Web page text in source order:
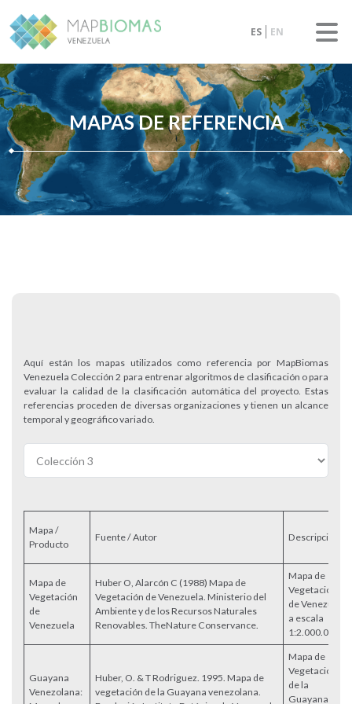
ES EN
MAPAS DE REFERENCIA
Aquí están los mapas utilizados como referencia por MapBiomas
Venezuela Colección 2 para entrenar algoritmos de clasificación o para
evaluar la calidad de la clasificación automática del proyecto. Estas
referencias proceden de diversas organizaciones y tienen un alcance
temporal y geográfico variado.
Mapa /
Producto
Fuente / Autor Descripción
Mapa de
Vegetación
de
Venezuela
Huber O, Alarcón C (1988) Mapa de
Vegetación de Venezuela. Ministerio del
Ambiente y de los Recursos Naturales
Renovables. TheNature Conservance.
Mapa de
Vegetación
de Venezuela
a escala
1:2.000.000
Guayana
Venezolana:
Huber, O. & T Rodriguez. 1995. Mapa de
vegetación de la Guayana venezolana.
Mapa de
Vegetación
de la
Guayana